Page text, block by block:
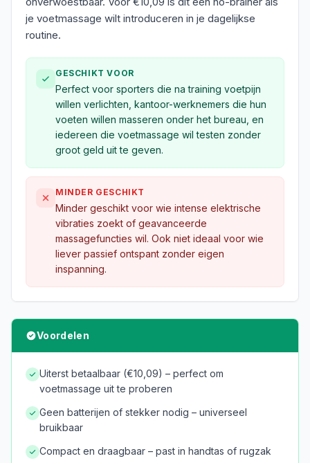
je voetmassage wilt introduceren in je dagelijkse
routine.
GESCHIKT VOOR
Perfect voor sporters die na training voetpijn
willen verlichten, kantoor-werknemers die hun
voeten willen masseren onder het bureau, en
iedereen die voetmassage wil testen zonder
groot geld uit te geven.
MINDER GESCHIKT
Minder geschikt voor wie intense elektrische
vibraties zoekt of geavanceerde
massagefuncties wil. Ook niet ideaal voor wie
liever passief ontspant zonder eigen
inspanning.
Voordelen
Uiterst betaalbaar (€10,09) – perfect om
voetmassage uit te proberen
Geen batterijen of stekker nodig – universeel
bruikbaar
Compact en draagbaar – past in handtas of rugzak